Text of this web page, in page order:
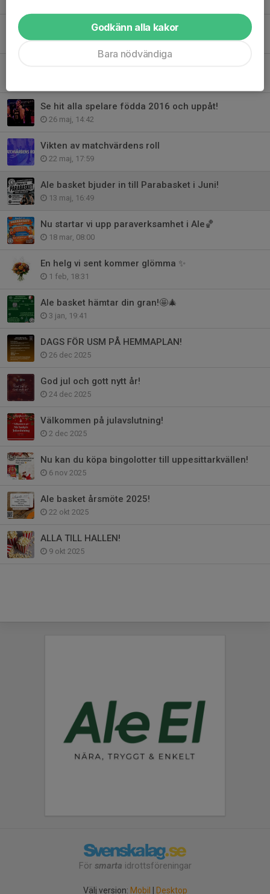
Tack för säsongen!
10 jun, 21:00
Se hit alla spelare födda 2016 och uppåt!
26 maj, 14:42
Vikten av matchvärdens roll
22 maj, 17:59
Ale basket bjuder in till Parabasket i Juni!
13 maj, 16:49
Nu startar vi upp paraverksamhet i Ale🏀
18 mar, 08:00
En helg vi sent kommer glömma ✨
1 feb, 18:31
Ale basket hämtar din gran!🤩🎄
3 jan, 19:41
DAGS FÖR USM PÅ HEMMAPLAN!
26 dec 2025
God jul och gott nytt år!
24 dec 2025
Välkommen på julavslutning!
2 dec 2025
Nu kan du köpa bingolotter till uppesittarkvällen!
6 nov 2025
Ale basket årsmöte 2025!
22 okt 2025
ALLA TILL HALLEN!
9 okt 2025
För smarta idrottsföreningar
Välj version: Mobil | Desktop
Godkänn alla kakor
Bara nödvändiga